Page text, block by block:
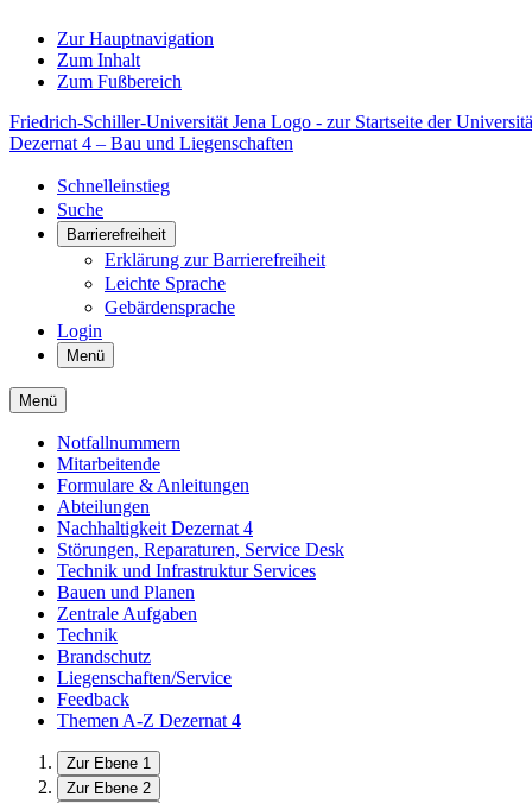
Zur Hauptnavigation
Zum Inhalt
Zum Fußbereich
Friedrich-Schiller-Universität Jena Logo - zur Startseite der
Dezernat 4 – Bau und Liegenschaften
Schnelleinstieg
Suche
Barrierefreiheit
Erklärung zur Barrierefreiheit
Leichte Sprache
Gebärdensprache
Login
Menü
Menü
Notfallnummern
Mitarbeitende
Formulare & Anleitungen
Abteilungen
Nachhaltigkeit Dezernat 4
Störungen, Reparaturen, Service Desk
Technik und Infrastruktur Services
Bauen und Planen
Zentrale Aufgaben
Technik
Brandschutz
Liegenschaften/Service
Feedback
Themen A-Z Dezernat 4
Zur Ebene 1
Zur Ebene 2